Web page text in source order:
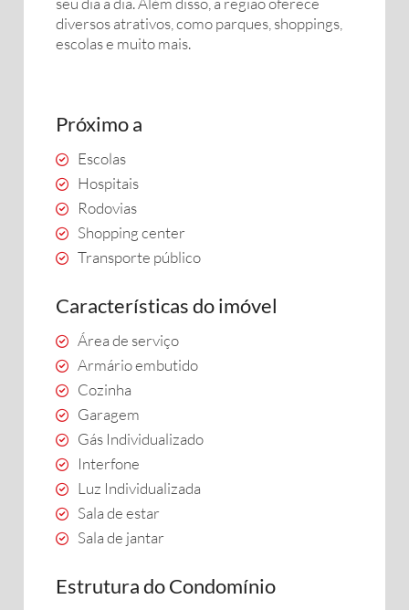
diversos atrativos, como parques, shoppings,
escolas e muito mais.
Próximo a
Escolas
Hospitais
Rodovias
Shopping center
Transporte público
Características do imóvel
Área de serviço
Armário embutido
Cozinha
Garagem
Gás Individualizado
Interfone
Luz Individualizada
Sala de estar
Sala de jantar
Estrutura do Condomínio